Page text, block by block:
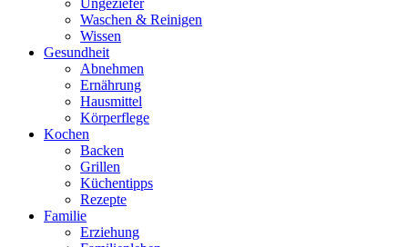
Ungeziefer
Waschen & Reinigen
Wissen
Gesundheit
Abnehmen
Ernährung
Hausmittel
Körperflege
Kochen
Backen
Grillen
Küchentipps
Rezepte
Familie
Erziehung